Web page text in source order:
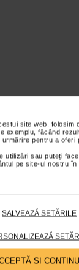
site web,
făcând
pentru a
sau puteți
pe site-ul nostru în
SALVEAZĂ SETĂRILE
SI